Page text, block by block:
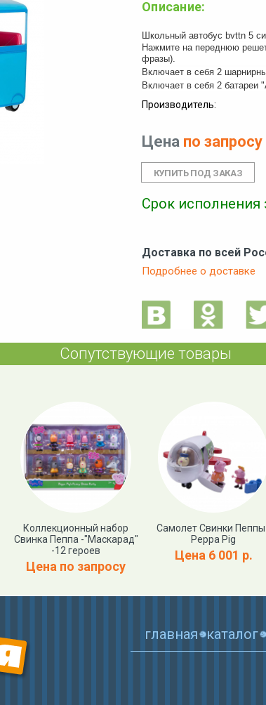
Описание:
Школьный автобус bvttn 5
Нажмите на переднюю
фразы).
Включает в себя 2
Включает в себя 2 батареи
Производитель:
Цена по запросу
Срок исполнения
Доставка по всей
Подробнее о доставке
Сопутствующие товары
Коллекционный набор
Свинка Пеппа -"Маскарад"
-12 героев
Цена по запросу
Самолет Свинки Пеппы
Peppa Pig
Цена 6 001 р.
главная каталог